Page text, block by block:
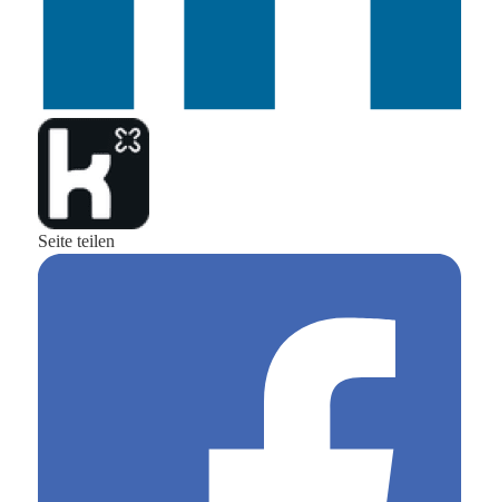
Seite teilen